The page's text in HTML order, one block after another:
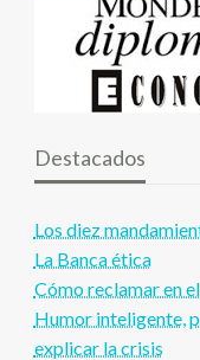
Destacados
Los diez
La Banca ética
Cómo reclamar en
Humor inteligente,
explicar la crisis